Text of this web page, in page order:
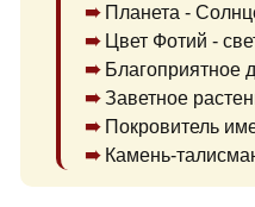
Планета -
Цвет Фотий -
Благоприятное
Заветное
Покровитель
Камень-